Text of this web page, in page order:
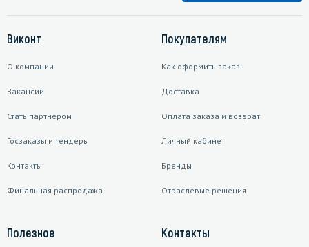
Виконт
О компании
Вакансии
Стать партнером
Госзаказы и тендеры
Контакты
Финальная распродажа
Покупателям
Как оформить заказ
Доставка
Оплата заказа и возврат
Личный кабинет
Бренды
Отраслевые решения
Полезное
Контакты